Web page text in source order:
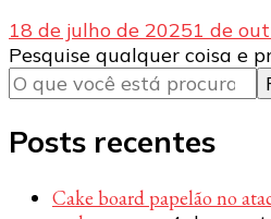
18 de julho de 20251 de
Procurando
algo?
Pesquise qualquer coisa e
Posts recentes
Cake board papelão no